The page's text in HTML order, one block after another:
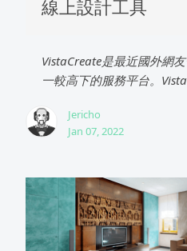
線上設計工具
VistaCreate是最近國外網
一較高下的服務平台。
Jericho
Jan 07, 2022